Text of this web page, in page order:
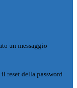
un messaggio
reset della password